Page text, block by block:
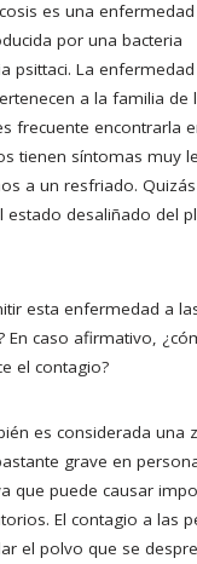
es una
por una bacteria
psittaci. La
a la familia de
frecuente encontrarla
tienen síntomas muy
a un resfriado.
estado desaliñado del
esta enfermedad a
En caso afirmativo,
el contagio?
es considerada una
grave en
que puede causar
El contagio a las
el polvo que se